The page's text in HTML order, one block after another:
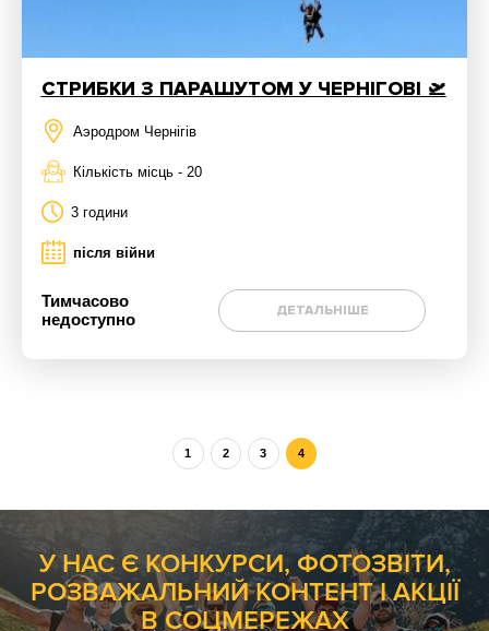
СТРИБКИ З ПАРАШУТОМ У ЧЕРНІГОВІ 🛫
Аэродром Чернігів
Кількість місць - 20
3 години
після війни
Тимчасово
недоступно
ДЕТАЛЬНІШЕ
1 2 3 4
У НАС Є КОНКУРСИ, ФОТОЗВІТИ,
РОЗВАЖАЛЬНИЙ КОНТЕНТ І АКЦІЇ
В СОЦМЕРЕЖАХ